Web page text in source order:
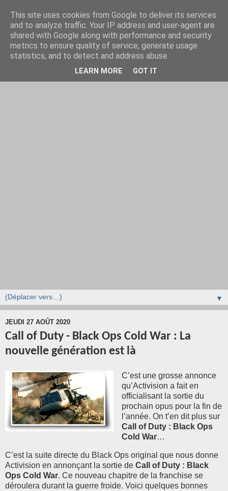
▼
JEUDI 27 AOÛT 2020
Call of Duty - Black Ops Cold War : La
nouvelle génération est là
C’est une grosse annonce
qu’Activision a fait en
officialisant la sortie du
prochain opus pour la fin de
l’année. On t’en dit plus sur
Call of Duty : Black Ops
Cold War…
C’est la suite directe du Black Ops original que nous donne
Activision en annonçant la sortie de Call of Duty : Black
Ops Cold War. Ce nouveau chapitre de la franchise se
déroulera durant la guerre froide. Voici quelques bonnes
This site uses cookies from Google to deliver its services
and to analyze traffic. Your IP address and user-agent are
shared with Google along with performance and security
metrics to ensure quality of service, generate usage
statistics, and to detect and address abuse.
LEARN MORE GOT IT